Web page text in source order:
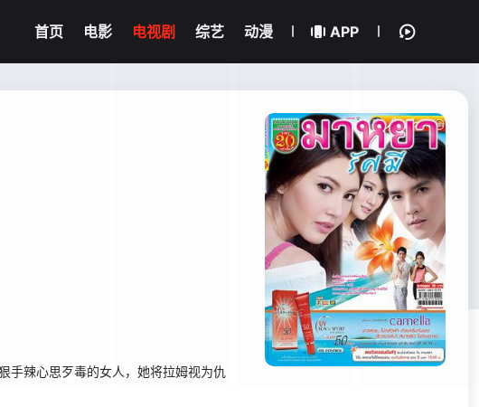
首页 电影 电视剧 综艺 动漫 APP
辣心思歹毒的女人，她将拉姆视为仇